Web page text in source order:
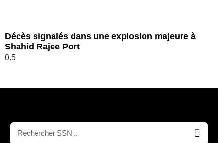
Décès signalés dans une explosion majeure à
Shahid Rajee Port